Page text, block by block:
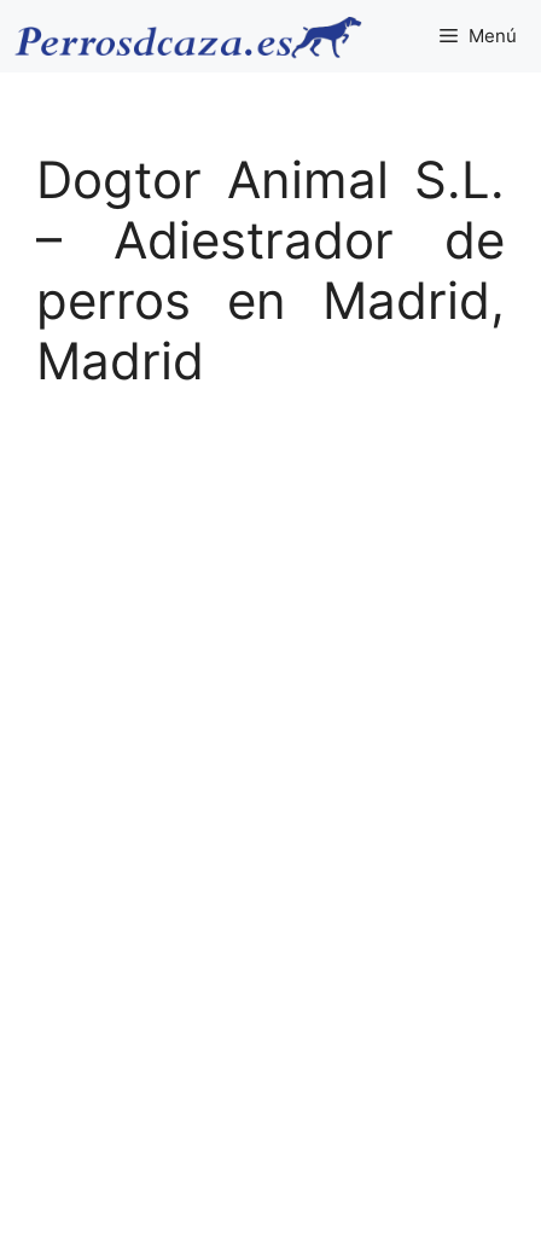
Menú
Dogtor Animal S.L.
– Adiestrador de
perros en Madrid,
Madrid